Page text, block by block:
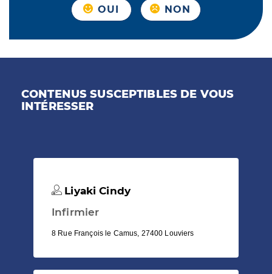
OUI NON
CONTENUS SUSCEPTIBLES DE VOUS
INTÉRESSER
Liyaki Cindy
Infirmier
8 Rue François le Camus, 27400 Louviers